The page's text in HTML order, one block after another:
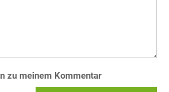
zu meinem Kommentar